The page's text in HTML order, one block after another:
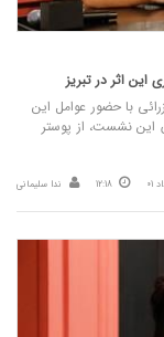
اثر در تبریز
با حضور عوامل این
این نشست، از پوستر
12:18 ندا سلیمانی